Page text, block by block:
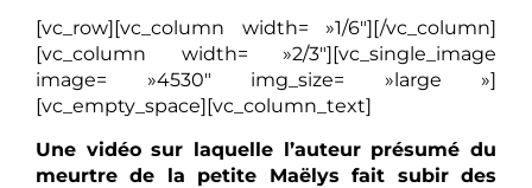
[vc_row][vc_column width= »1/6″][/vc_column]
[vc_column width= »2/3″][vc_single_image
image= »4530″ img_size= »large »]
[vc_empty_space][vc_column_text]
Une vidéo sur laquelle l’auteur présumé du
meurtre de la petite Maëlys fait subir des